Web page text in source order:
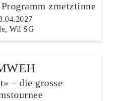
zmetztinne
Wil SG
– die grosse